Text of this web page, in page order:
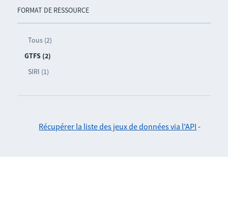
FORMAT DE RESSOURCE
Tous (2)
GTFS (2)
SIRI (1)
Récupérer la liste des jeux de données via l'API -